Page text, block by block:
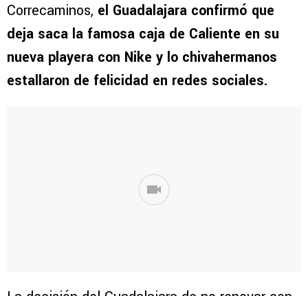
Correcaminos, el Guadalajara confirmó que
deja saca la famosa caja de Caliente en su
nueva playera con Nike y lo chivahermanos
estallaron de felicidad en redes sociales.